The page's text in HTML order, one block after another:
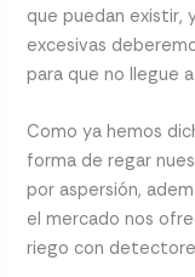
que puedan existir,
excesivas
para que no llegue
Como ya hemos
forma de regar
por aspersión,
el mercado nos
riego con